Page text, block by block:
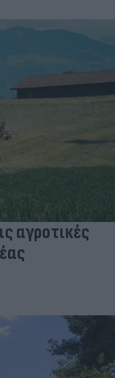
αγροτικές